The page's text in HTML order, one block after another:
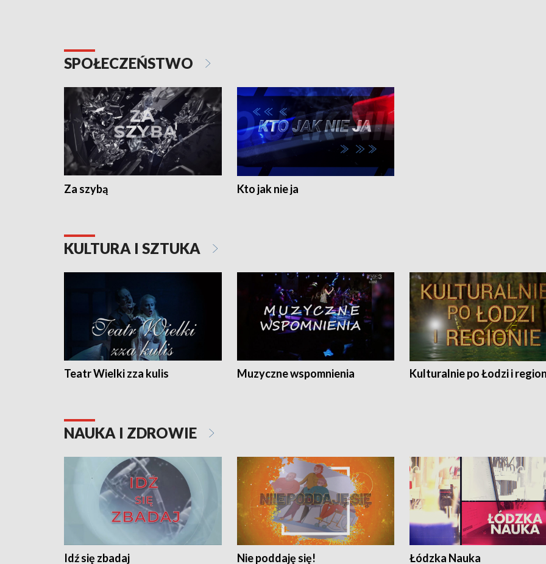
SPOŁECZEŃSTWO
Za szybą Kto jak nie ja
KULTURA I SZTUKA
Teatr Wielki zza kulis Muzyczne wspomnienia Kulturalnie po Łodzi i
NAUKA I ZDROWIE
Idź się zbadaj Nie poddaję się! Łódzka Nauka